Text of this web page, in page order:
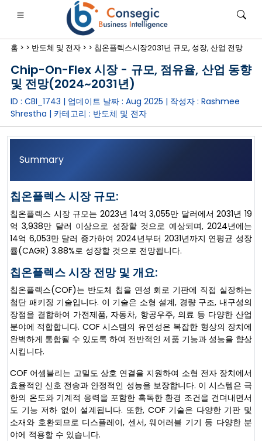
·금융·보험 • 소비재 • 에너지 및 전력
홈 > > 반도체 및 전자 > > 칩온플렉스시장2031년 규모, 성장, 산업 전망
Chip-On-Flex 시장 - 규모, 점유율, 산업 동향
및 전망(2024~2031년)
ID : CBI_1743 | 업데이트 날짜 : Aug 2025 | 작성자 : Rashmee
Shrestha | 카테고리 : 반도체 및 전자
Summary
칩온플렉스 시장 규모:
칩온플렉스 시장 규모는 2023년 14억 3,055만 달러에서 2031년 19
억 3,938만 달러 이상으로 성장할 것으로 예상되며, 2024년에는
14억 6,053만 달러 증가하여 2024년부터 2031년까지 연평균 성장
률(CAGR) 3.88%로 성장할 것으로 전망됩니다.
칩온플렉스 시장 전망 및 개요:
칩온플렉스(COF)는 반도체 칩을 연성 회로 기판에 직접 실장하는
첨단 패키징 기술입니다. 이 기술은 소형 설계, 경량 구조, 내구성의
장점을 결합하여 가전제품, 자동차, 항공우주, 의료 등 다양한 산업
분야에 적합합니다. COF 시스템의 유연성은 복잡한 형상의 장치에
완벽하게 통합될 수 있도록 하여 전반적인 제품 기능과 성능을 향상
시킵니다.
COF 어셈블리는 고밀도 상호 연결을 지원하여 소형 전자 장치에서
효율적인 신호 전송과 안정적인 성능을 보장합니다. 이 시스템은 극
한의 온도와 기계적 응력을 포함한 혹독한 환경 조건을 견뎌내면서
도 기능 저하 없이 설계됩니다. 또한, COF 기술은 다양한 기판 및
소재와 호환되므로 디스플레이, 센서, 웨어러블 기기 등 다양한 분
야에 적용할 수 있습니다.